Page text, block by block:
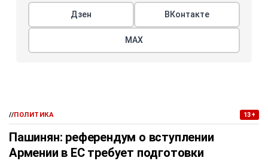
Дзен ВКонтакте
МАХ
//ПОЛИТИКА 13+
Пашинян: референдум о вступлении
Армении в ЕС требует подготовки